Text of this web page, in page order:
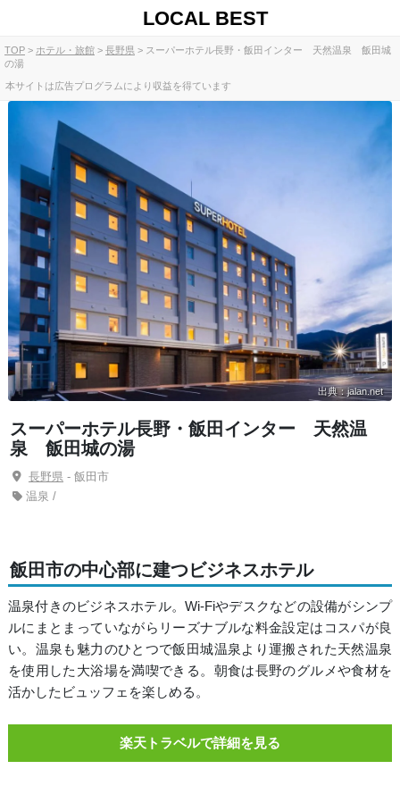
LOCAL BEST
TOP ホテル・旅館 長野県
スーパーホテル長野・飯田インター 天然温泉 飯田城
の湯
本サイトは広告プログラムにより収益を得ています
出典：jalan.net
スーパーホテル長野・飯田インター 天然温
泉 飯田城の湯
長野県- 飯田市
温泉 /
飯田市の中心部に建つビジネスホテル
温泉付きのビジネスホテル。Wi-Fiやデスクなどの設備がシンプ
ルにまとまっていながらリーズナブルな料金設定はコスパが良
い。温泉も魅力のひとつで飯田城温泉より運搬された天然温泉
を使用した大浴場を満喫できる。朝食は長野のグルメや食材を
活かしたビュッフェを楽しめる。
楽天トラベルで詳細を見る